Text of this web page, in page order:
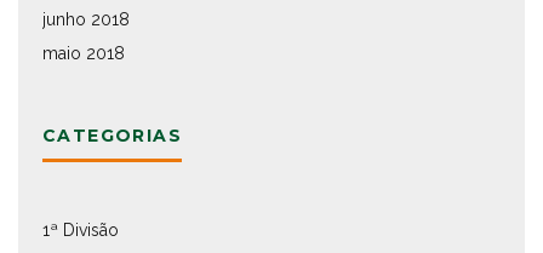
junho 2018
maio 2018
CATEGORIAS
1ª Divisão